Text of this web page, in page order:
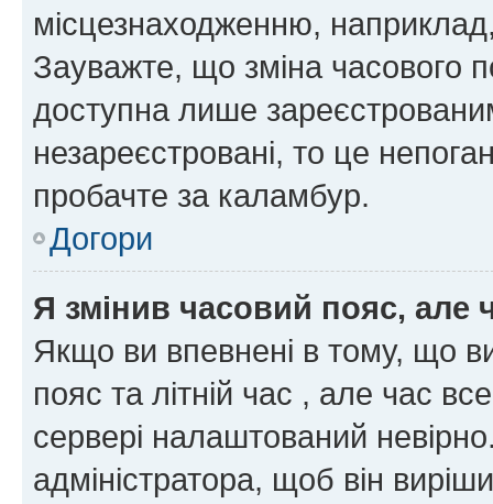
місцезнаходженню,
Зауважте, що зміна часового
доступна лише
незареєстровані, то це
пробачте за каламбур.
Догори
Я змінив часовий пояс, але
Якщо ви впевнені в тому, що
пояс та літній час , але час
сервері налаштований
адміністратора, щоб він